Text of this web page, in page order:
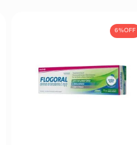
6%OFF